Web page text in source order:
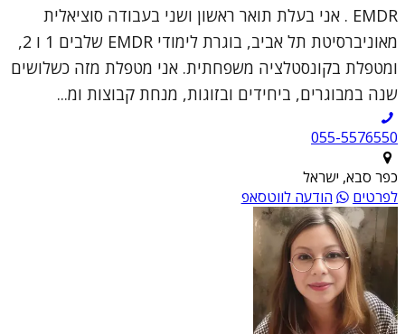
EMDR . אני בעלת תואר ראשון ושני בעבודה סוציאלית
מאוניברסיטת תל אביב, בוגרת לימודי EMDR שלבים 1 ו 2,
ומטפלת בקונסטלציה משפחתית. אני מטפלת מזה כשלושים
שנה במבוגרים, ביחידים ובזוגות, מנחת קבוצות ומ...
055-5576550
כפר סבא, ישראל
לפרטים
הודעה לווטסאפ